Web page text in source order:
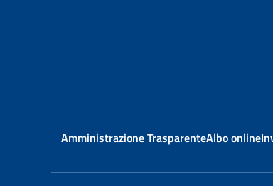
Amministrazione TrasparenteAlbo online